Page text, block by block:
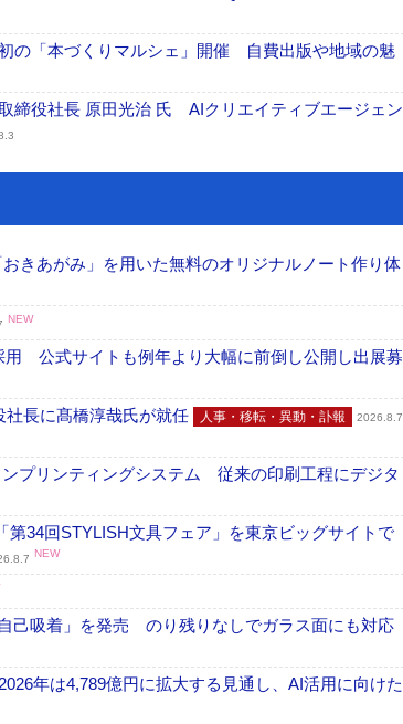
の「本づくりマルシェ」開催 自費出版や地域の魅
締役社長 原田光治 氏 AIクリエイティブエージェン
あがみ」を用いた無料のオリジナルノート作り体
NEW
公式サイトも例年より大幅に前倒し公開し出展募
長に髙橋淳哉氏が就任 人事・移転・異動・訃報
2026.8.7
プリンティングシステム 従来の印刷工程にデジタ
34回STYLISH文具フェア」を東京ビッグサイトで
NEW
己吸着」を発売 のり残りなしでガラス面にも対応
年は4,789億円に拡大する見通し、AI活用に向けた